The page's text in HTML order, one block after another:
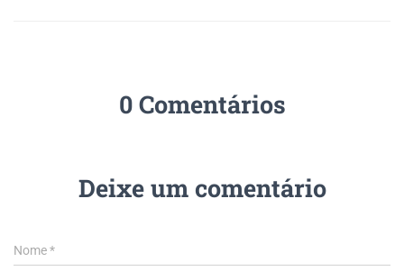
0 Comentários
Deixe um comentário
Nome*